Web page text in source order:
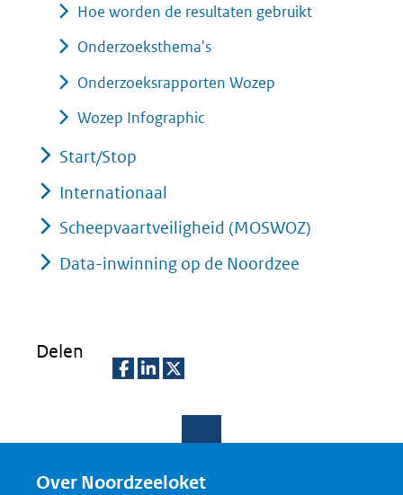
Hoe worden de resultaten gebruikt
Onderzoeksthema's
Onderzoeksrapporten Wozep
Wozep Infographic
Start/Stop
Internationaal
Scheepvaartveiligheid (MOSWOZ)
Data-inwinning op de Noordzee
Delen
e
e
e
Over Noordzeeloket